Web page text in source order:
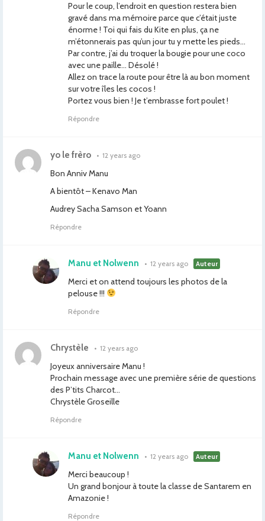
Pour le coup, l’endroit en question restera bien
gravé dans ma mémoire parce que c’était juste
énorme ! Toi qui fais du Kite en plus, ça ne
m’étonnerais pas qu’un jour tu y mette les pieds…
Par contre, j’ai du troquer la bougie pour une coco
avec une paille… Désolé !
Allez on trace la route pour être là au bon moment
sur votre îles les cocos !
Portez vous bien ! Je t’embrasse fort poulet !
Répondre
yo le frèro • 12 years ago
Bon Anniv Manu
A bientôt – Kenavo Man
Audrey Sacha Samson et Yoann
Répondre
Manu et Nolwenn • 12 years ago Auteur
Merci et on attend toujours les photos de la
pelouse !!!
Répondre
Chrystèle • 12 years ago
Joyeux anniversaire Manu !
Prochain message avec une première série de questions
des P’tits Charcot…
Chrystèle Groseille
Répondre
Manu et Nolwenn • 12 years ago Auteur
Merci beaucoup !
Un grand bonjour à toute la classe de Santarem en
Amazonie !
Répondre